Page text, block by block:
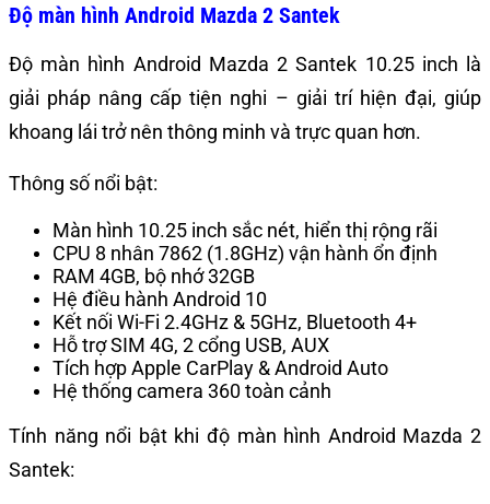
Độ màn hình Android Mazda 2 Santek
Độ màn hình Android Mazda 2 Santek 10.25 inch là
giải pháp nâng cấp tiện nghi – giải trí hiện đại, giúp
khoang lái trở nên thông minh và trực quan hơn.
Thông số nổi bật:
Màn hình 10.25 inch sắc nét, hiển thị rộng rãi
CPU 8 nhân 7862 (1.8GHz) vận hành ổn định
RAM 4GB, bộ nhớ 32GB
Hệ điều hành Android 10
Kết nối Wi-Fi 2.4GHz & 5GHz, Bluetooth 4+
Hỗ trợ SIM 4G, 2 cổng USB, AUX
Tích hợp Apple CarPlay & Android Auto
Hệ thống camera 360 toàn cảnh
Tính năng nổi bật khi độ màn hình Android Mazda 2
Santek: